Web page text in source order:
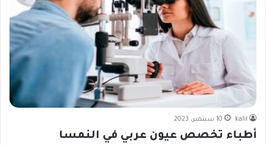
kalil 10 سبتمبر، 2023
أطباء تخصص عيون عربي في النمسا